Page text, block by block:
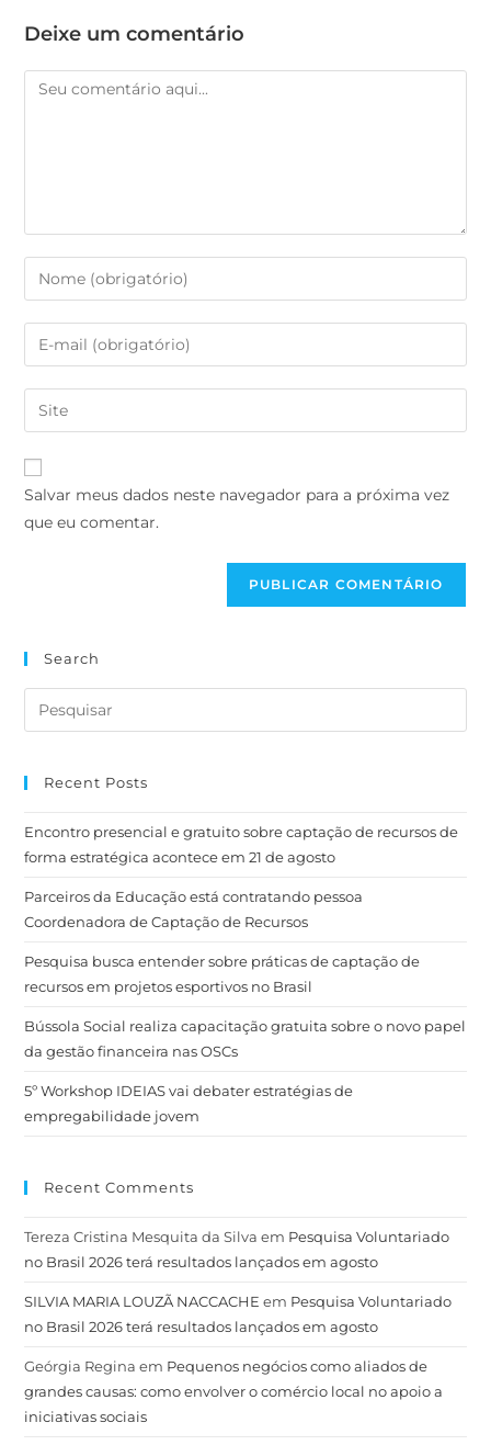
Deixe um comentário
Salvar meus dados neste navegador para a próxima vez
que eu comentar.
Search
Recent Posts
Encontro presencial e gratuito sobre captação de recursos de
forma estratégica acontece em 21 de agosto
Parceiros da Educação está contratando pessoa
Coordenadora de Captação de Recursos
Pesquisa busca entender sobre práticas de captação de
recursos em projetos esportivos no Brasil
Bússola Social realiza capacitação gratuita sobre o novo papel
da gestão financeira nas OSCs
5º Workshop IDEIAS vai debater estratégias de
empregabilidade jovem
Recent Comments
Tereza Cristina Mesquita da Silva em Pesquisa Voluntariado
no Brasil 2026 terá resultados lançados em agosto
SILVIA MARIA LOUZÃ NACCACHE em Pesquisa Voluntariado
no Brasil 2026 terá resultados lançados em agosto
Geórgia Regina em Pequenos negócios como aliados de
grandes causas: como envolver o comércio local no apoio a
iniciativas sociais